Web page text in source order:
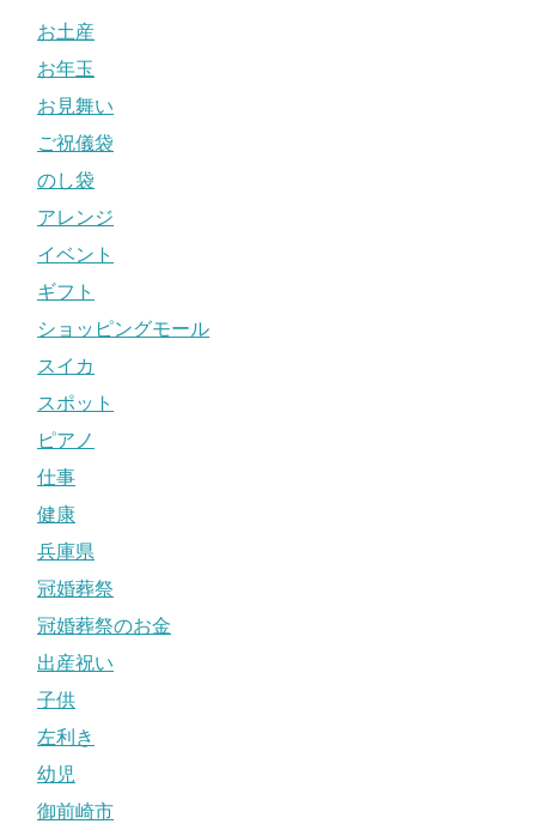
お土産
お年玉
お見舞い
ご祝儀袋
のし袋
アレンジ
イベント
ギフト
ショッピングモール
スイカ
スポット
ピアノ
仕事
健康
兵庫県
冠婚葬祭
冠婚葬祭のお金
出産祝い
子供
左利き
幼児
御前崎市